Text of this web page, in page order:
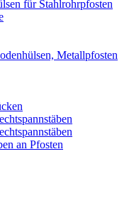
für Stahlrohrpfosten
Metallpfosten
an Pfosten